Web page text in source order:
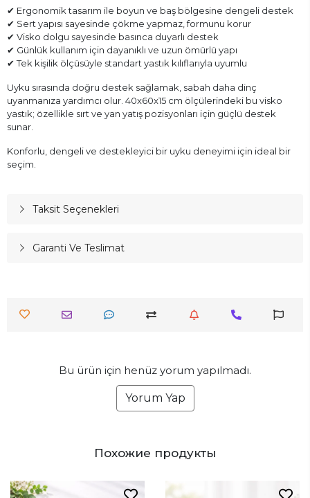
✔ Ergonomik tasarım ile boyun ve baş bölgesine dengeli destek
✔ Sert yapısı sayesinde çökme yapmaz, formunu korur
✔ Visko dolgu sayesinde basınca duyarlı destek
✔ Günlük kullanım için dayanıklı ve uzun ömürlü yapı
✔ Tek kişilik ölçüsüyle standart yastık kılıflarıyla uyumlu
Uyku sırasında doğru destek sağlamak, sabah daha dinç
uyanmanıza yardımcı olur. 40x60x15 cm ölçülerindeki bu visko
yastık; özellikle sırt ve yan yatış pozisyonları için güçlü destek
sunar.
Konforlu, dengeli ve destekleyici bir uyku deneyimi için ideal bir
seçim.
Taksit Seçenekleri
Garanti Ve Teslimat
Bu ürün için henüz yorum yapılmadı.
Yorum Yap
Похожие продукты